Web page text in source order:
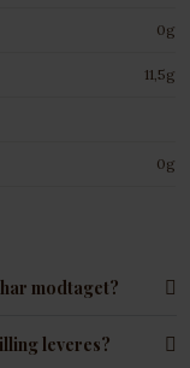
0g
11,5g
0g
modtaget?
leveres?